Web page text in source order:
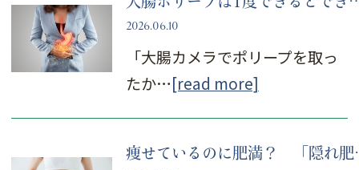
2026.06.10
「大腸カメラでポリープを取っ
たか…[read more]
痩せている